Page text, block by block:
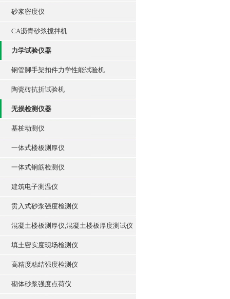
砂浆密度仪
CA沥青砂浆搅拌机
力学试验仪器
钢管脚手架扣件力学性能试验机
陶瓷砖抗折试验机
无损检测仪器
基桩动测仪
一体式楼板测厚仪
一体式钢筋检测仪
建筑电子测温仪
贯入式砂浆强度检测仪
混凝土楼板测厚仪,混凝土楼板厚度测试仪
填土密实度现场检测仪
高精度粘结强度检测仪
砌体砂浆强度点荷仪